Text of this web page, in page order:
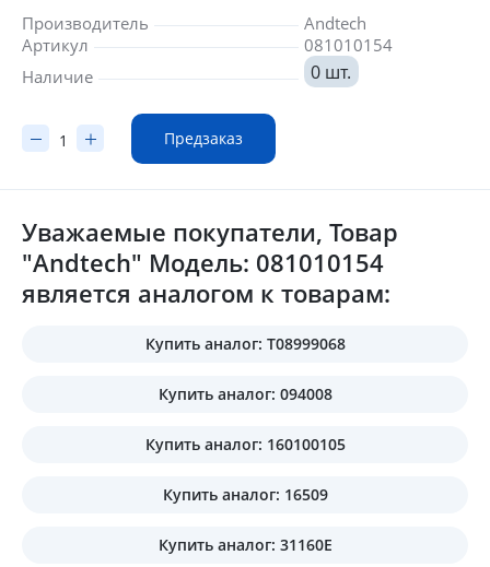
Производитель
Andtech
Артикул
081010154
Наличие
0 шт.
Предзаказ
Уважаемые покупатели, Товар
"Andtech" Модель: 081010154
является аналогом к товарам:
Купить аналог: T08999068
Купить аналог: 094008
Купить аналог: 160100105
Купить аналог: 16509
Купить аналог: 31160E